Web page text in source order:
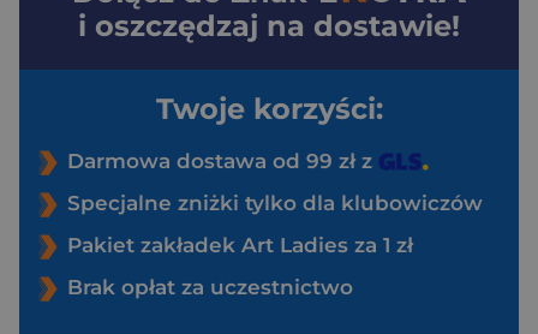
i oszczędzaj na dostawie!
Twoje korzyści:
Darmowa dostawa od 99 zł z
Specjalne zniżki tylko dla klubowiczów
Pakiet zakładek Art Ladies za 1 zł
Brak opłat za uczestnictwo